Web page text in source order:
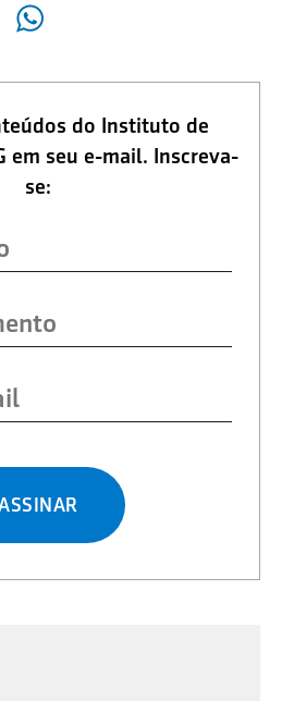
do Instituto de
em seu e-mail. Inscreva-
se: